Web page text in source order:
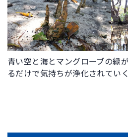
青い空と海とマングローブの緑
るだけで気持ちが浄化されてい